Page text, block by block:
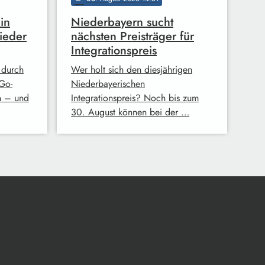
– und
Niederbayern sucht
nächsten Preisträger für
Integrationspreis
Wer holt sich den diesjährigen
Niederbayerischen
Integrationspreis? Noch bis zum
30. August können bei der …